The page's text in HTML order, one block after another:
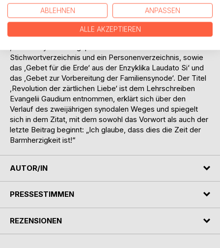
noch einmal auf den von Papst Franziskus im Jahr 2013
ausgerufenen synodalen Prozess zurückblicken möchten
und vertiefende Informationen suchen. Das Buch ergänzt
den vom Autor geführten Internet-Blog
Stichwortverzeichnis und ein Personenverzeichnis, sowie
das ‚Gebet für die Erde‘ aus der Enzyklika Laudato Si‘ und
das ‚Gebet zur Vorbereitung der Familiensynode‘. Der Titel
‚Revolution der zärtlichen Liebe‘ ist dem Lehrschreiben
Evangelii Gaudium entnommen, erklärt sich über den
Verlauf des zweijährigen synodalen Weges und spiegelt
sich in dem Zitat, mit dem sowohl das Vorwort als auch der
letzte Beitrag beginnt: „Ich glaube, dass dies die Zeit der
Barmherzigkeit ist!“
AUTOR/IN
PRESSESTIMMEN
REZENSIONEN
ABLEHNEN ANPASSEN
ALLE AKZEPTIEREN